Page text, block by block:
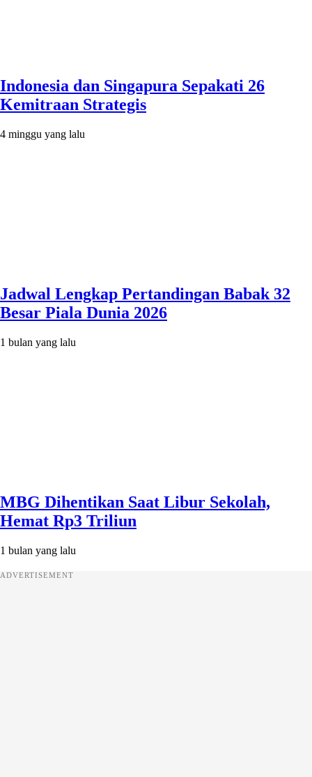
Indonesia dan Singapura Sepakati 26
Kemitraan Strategis
4 minggu yang lalu
Jadwal Lengkap Pertandingan Babak 32
Besar Piala Dunia 2026
1 bulan yang lalu
MBG Dihentikan Saat Libur Sekolah,
Hemat Rp3 Triliun
1 bulan yang lalu
ADVERTISEMENT